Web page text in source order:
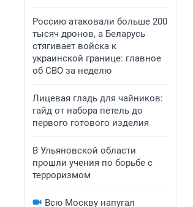
Россию атаковали больше 200
тысяч дронов, а Беларусь
стягивает войска к
украинской границе: главное
об СВО за неделю
Лицевая гладь для чайников:
гайд от набора петель до
первого готового изделия
В Ульяновской области
прошли учения по борьбе с
терроризмом
Всю Москву напугал